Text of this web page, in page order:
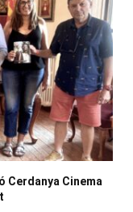
Cerdanya Cinema